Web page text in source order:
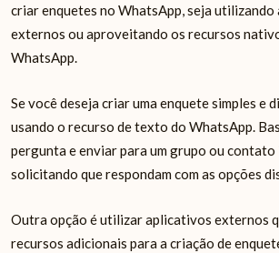
criar enquetes no WhatsApp, seja
externos ou aproveitando os recursos
WhatsApp.
Se você deseja criar uma enquete simples e
usando o recurso de texto do WhatsApp.
pergunta e enviar para um grupo ou contato
solicitando que respondam com as opções
Outra opção é utilizar aplicativos externos
recursos adicionais para a criação de